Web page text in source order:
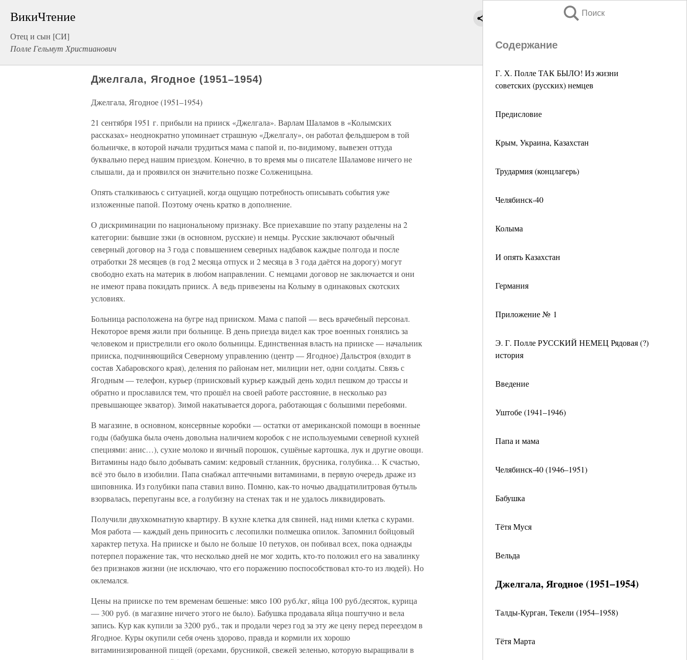
ВикиЧтение
Отец и сын [СИ]
Полле Гельмут Христианович
Поиск
Содержание
Г. Х. Полле ТАК БЫЛО! Из жизни
советских (русских) немцев
Предисловие
Крым, Украина, Казахстан
Трудармия (концлагерь)
Челябинск-40
Колыма
И опять Казахстан
Германия
Приложение № 1
Э. Г. Полле РУССКИЙ НЕМЕЦ Рядовая (?)
история
Введение
Уштобе (1941–1946)
Папа и мама
Челябинск-40 (1946–1951)
Бабушка
Тётя Муся
Вельда
Джелгала, Ягодное (1951–1954)
Талды-Курган, Текели (1954–1958)
Тётя Марта
Джелгала, Ягодное (1951–1954)
Джелгала, Ягодное (1951–1954)
21 сентября 1951 г. прибыли на прииск «Джелгала». Варлам Шаламов в «Колымских
рассказах» неоднократно упоминает страшную «Джелгалу», он работал фельдшером в той
больничке, в которой начали трудиться мама с папой и, по-видимому, вывезен оттуда
буквально перед нашим приездом. Конечно, в то время мы о писателе Шаламове ничего не
слышали, да и проявился он значительно позже Солженицына.
Опять сталкиваюсь с ситуацией, когда ощущаю потребность описывать события уже
изложенные папой. Поэтому очень кратко в дополнение.
О дискриминации по национальному признаку. Все приехавшие по этапу разделены на 2
категории: бывшие зэки (в основном, русские) и немцы. Русские заключают обычный
северный договор на 3 года с повышением северных надбавок каждые полгода и после
отработки 28 месяцев (в год 2 месяца отпуск и 2 месяца в 3 года даётся на дорогу) могут
свободно ехать на материк в любом направлении. С немцами договор не заключается и они
не имеют права покидать прииск. А ведь привезены на Колыму в одинаковых скотских
условиях.
Больница расположена на бугре над прииском. Мама с папой — весь врачебный персонал.
Некоторое время жили при больнице. В день приезда видел как трое военных гонялись за
человеком и пристрелили его около больницы. Единственная власть на прииске — начальник
прииска, подчиняющийся Северному управлению (центр — Ягодное) Дальстроя (входит в
состав Хабаровского края), деления по районам нет, милиции нет, одни солдаты. Связь с
Ягодным — телефон, курьер (приисковый курьер каждый день ходил пешком до трассы и
обратно и прославился тем, что прошёл на своей работе расстояние, в несколько раз
превышающее экватор). Зимой накатывается дорога, работающая с большими перебоями.
В магазине, в основном, консервные коробки — остатки от американской помощи в военные
годы (бабушка была очень довольна наличием коробок с не используемыми северной кухней
специями: анис…), сухие молоко и яичный порошок, сушёные картошка, лук и другие овощи.
Витамины надо было добывать самим: кедровый стланник, брусника, голубика… К счастью,
всё это было в изобилии. Папа снабжал аптечными витаминами, в первую очередь драже из
шиповника. Из голубики папа ставил вино. Помню, как-то ночью двадцатилитровая бутыль
взорвалась, перепуганы все, а голубизну на стенах так и не удалось ликвидировать.
Получили двухкомнатную квартиру. В кухне клетка для свиней, над ними клетка с курами.
Моя работа — каждый день приносить с лесопилки полмешка опилок. Запомнил бойцовый
характер петуха. На прииске и было не больше 10 петухов, он побивал всех, пока однажды
потерпел поражение так, что несколько дней не мог ходить, кто-то положил его на завалинку
без признаков жизни (не исключаю, что его поражению поспособствовал кто-то из людей). Но
оклемался.
Цены на прииске по тем временам бешеные: мясо 100 руб./кг, яйца 100 руб./десяток, курица
— 300 руб. (в магазине ничего этого не было). Бабушка продавала яйца поштучно и вела
запись. Кур как купили за 3200 руб., так и продали через год за эту же цену перед переездом в
Ягодное. Куры окупили себя очень здорово, правда и кормили их хорошо
витаминизированной пищей (орехами, брусникой, свежей зеленью, которую выращивали в